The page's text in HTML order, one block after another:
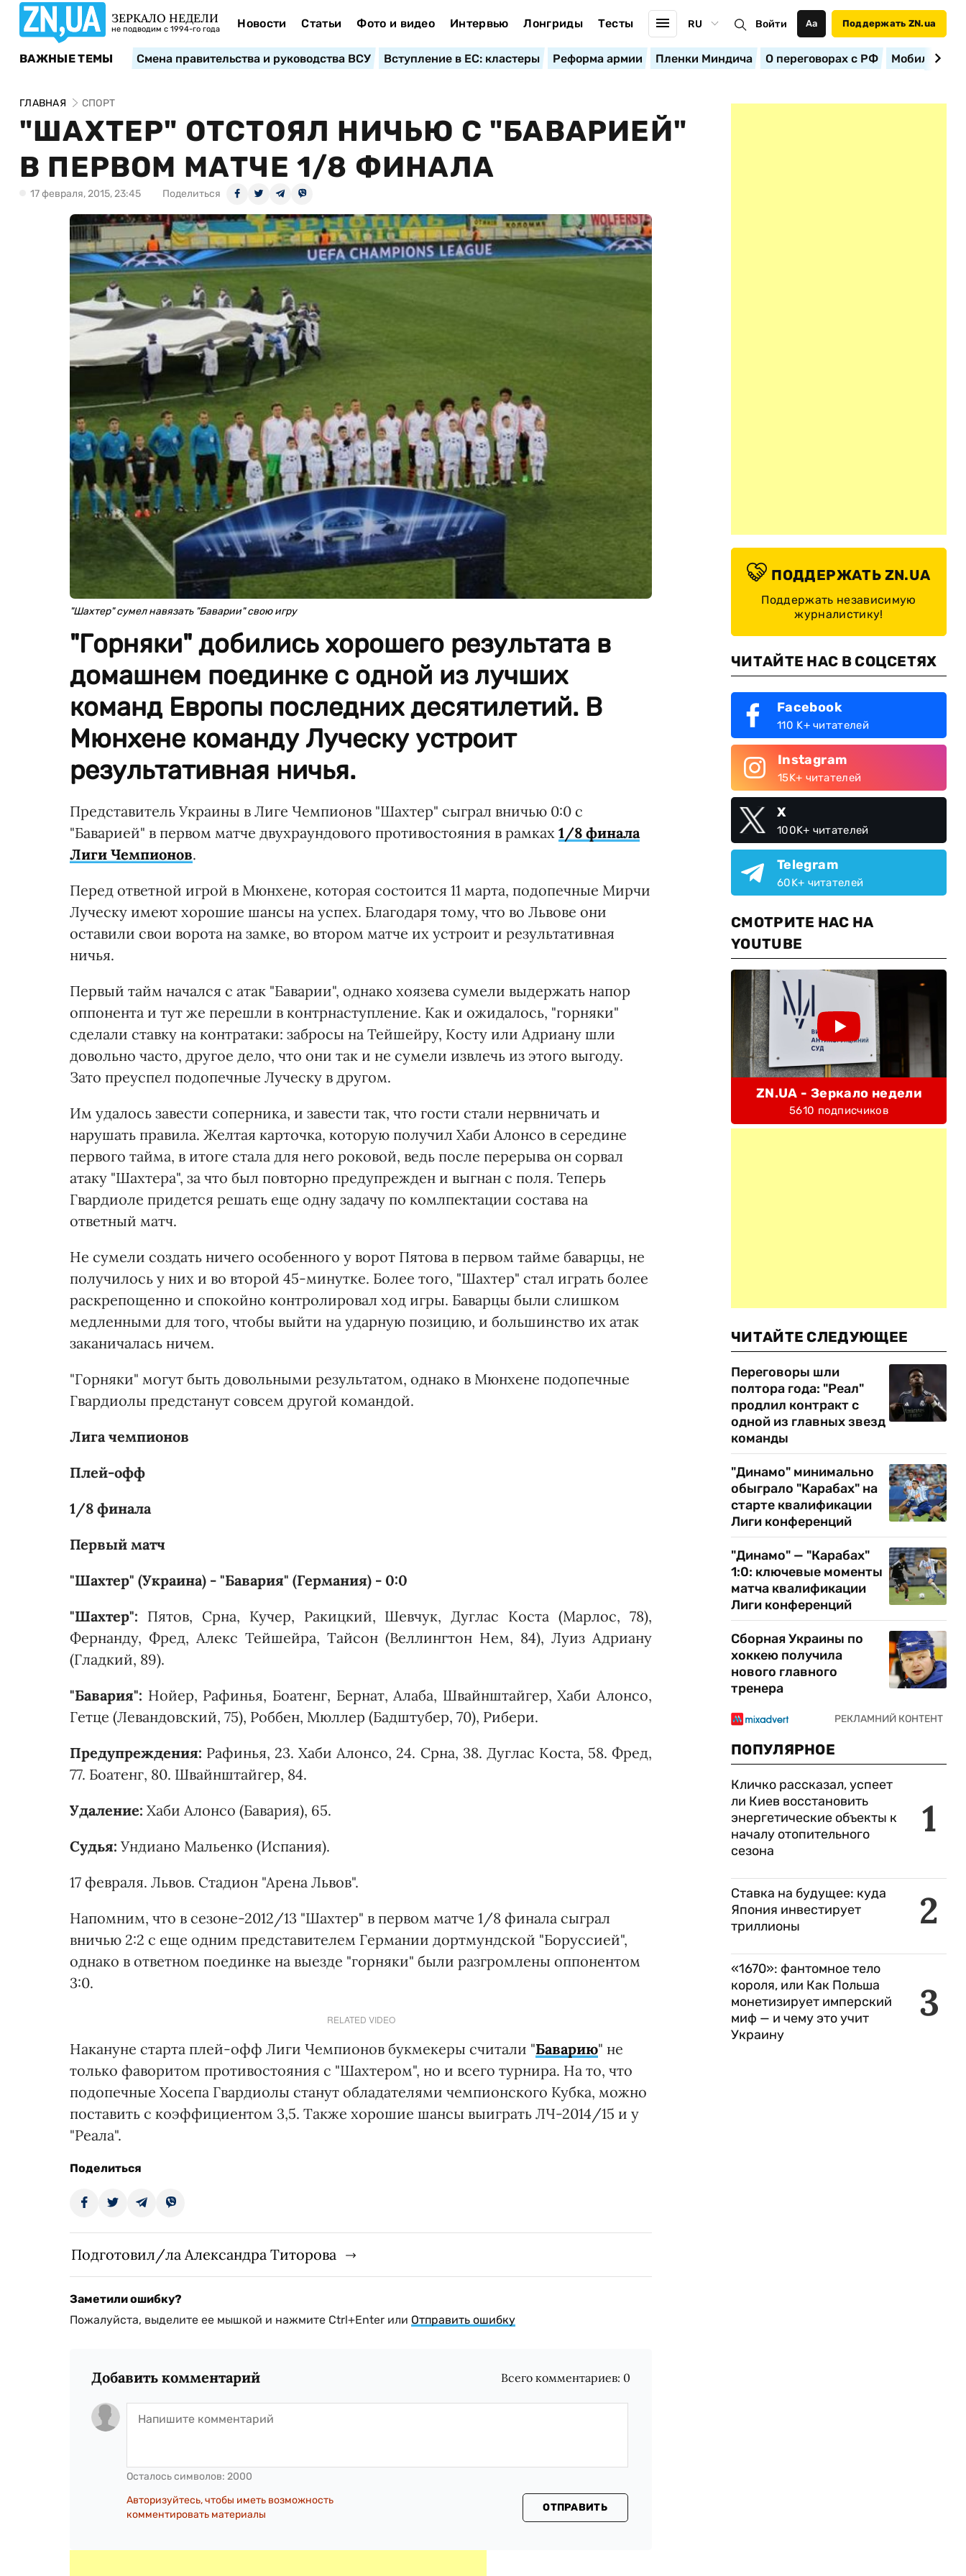
ЗЕРКАЛО НЕДЕЛИ
не подводим с 1994-го года Новости Статьи Фото и видео Интервью Лонгриды Тесты RU Войти Аа Поддержать ZN.ua
ВАЖНЫЕ ТЕМЫ Смена правительства и руководства ВСУ Вступление в ЕС: кластеры Реформа армии Пленки Миндича О переговорах с РФ
ГЛАВНАЯ СПОРТ
"ШАХТЕР" ОТСТОЯЛ НИЧЬЮ С "БАВАРИЕЙ"
В ПЕРВОМ МАТЧЕ 1/8 ФИНАЛА
17 февраля, 2015, 23:45 Поделиться
"Шахтер" сумел навязать "Баварии" свою игру
"Горняки" добились хорошего результата в
домашнем поединке с одной из лучших
команд Европы последних десятилетий. В
Мюнхене команду Луческу устроит
результативная ничья.
Представитель Украины в Лиге Чемпионов "Шахтер" сыграл вничью 0:0 с
"Баварией" в первом матче двухраундового противостояния в рамках 1/8 финала
Лиги Чемпионов.
Перед ответной игрой в Мюнхене, которая состоится 11 марта, подопечные Мирчи
Луческу имеют хорошие шансы на успех. Благодаря тому, что во Львове они
оставили свои ворота на замке, во втором матче их устроит и результативная
ничья.
Первый тайм начался с атак "Баварии", однако хоязева сумели выдержать напор
оппонента и тут же перешли в контрнаступление. Как и ожидалось, "горняки"
сделали ставку на контратаки: забросы на Тейшейру, Косту или Адриану шли
довольно часто, другое дело, что они так и не сумели извлечь из этого выгоду.
Зато преуспел подопечные Луческу в другом.
Им удалось завести соперника, и завести так, что гости стали нервничать и
нарушать правила. Желтая карточка, которую получил Хаби Алонсо в середине
первого тайма, в итоге стала для него роковой, ведь после перерыва он сорвал
атаку "Шахтера", за что был повторно предупрежден и выгнан с поля. Теперь
Гвардиоле придется решать еще одну задачу по комлпектации состава на
ответный матч.
Не сумели создать ничего особенного у ворот Пятова в первом тайме баварцы, не
получилось у них и во второй 45-минутке. Более того, "Шахтер" стал играть более
раскрепощенно и спокойно контролировал ход игры. Баварцы были слишком
медленными для того, чтобы выйти на ударную позицию, и большинство их атак
заканичалась ничем.
"Горняки" могут быть довольными результатом, однако в Мюнхене подопечные
Гвардиолы предстанут совсем другой командой.
Лига чемпионов
Плей-офф
1/8 финала
Первый матч
"Шахтер" (Украина) - "Бавария" (Германия) - 0:0
"Шахтер": Пятов, Срна, Кучер, Ракицкий, Шевчук, Дуглас Коста (Марлос, 78),
Фернанду, Фред, Алекс Тейшейра, Тайсон (Веллингтон Нем, 84), Луиз Адриану
(Гладкий, 89).
"Бавария": Нойер, Рафинья, Боатенг, Бернат, Алаба, Швайнштайгер, Хаби Алонсо,
Гетце (Левандовский, 75), Роббен, Мюллер (Бадштубер, 70), Рибери.
Предупреждения: Рафинья, 23. Хаби Алонсо, 24. Срна, 38. Дуглас Коста, 58. Фред,
77. Боатенг, 80. Швайнштайгер, 84.
Удаление: Хаби Алонсо (Бавария), 65.
Судья: Ундиано Мальенко (Испания).
17 февраля. Львов. Стадион "Арена Львов".
Напомним, что в сезоне-2012/13 "Шахтер" в первом матче 1/8 финала сыграл
вничью 2:2 с еще одним представителем Германии дортмундской "Боруссией",
однако в ответном поединке на выезде "горняки" были разгромлены оппонентом
3:0.
RELATED VIDEO
Накануне старта плей-офф Лиги Чемпионов букмекеры считали "Баварию" не
только фаворитом противостояния с "Шахтером", но и всего турнира. На то, что
подопечные Хосепа Гвардиолы станут обладателями чемпионского Кубка, можно
поставить с коэффициентом 3,5. Также хорошие шансы выиграть ЛЧ-2014/15 и у
"Реала".
Поделиться
Подготовил/ла Александра Титорова
Заметили ошибку?
Пожалуйста, выделите ее мышкой и нажмите Ctrl+Enter или Отправить ошибку
Добавить комментарий Всего комментариев: 0
Осталось символов: 2000
Авторизуйтесь, чтобы иметь возможность
комментировать материалы
ОТПРАВИТЬ
ПОДДЕРЖАТЬ ZN.UA
Поддержать независимую
журналистику!
ЧИТАЙТЕ НАС В СОЦСЕТЯХ
Facebook
110 K+ читателей
Instagram
15K+ читателей
X
100K+ читателей
Telegram
60K+ читателей
СМОТРИТЕ НАС НА
YOUTUBE
ZN.UA - Зеркало недели
5610 подписчиков
ЧИТАЙТЕ СЛЕДУЮЩЕЕ
Переговоры шли
полтора года: "Реал"
продлил контракт с
одной из главных звезд
команды
"Динамо" минимально
обыграло "Карабах" на
старте квалификации
Лиги конференций
"Динамо" — "Карабах"
1:0: ключевые моменты
матча квалификации
Лиги конференций
Сборная Украины по
хоккею получила
нового главного
тренера
ПОПУЛЯРНОЕ
1
Кличко рассказал, успеет
ли Киев восстановить
энергетические объекты к
началу отопительного
сезона
2
Ставка на будущее: куда
Япония инвестирует
триллионы
3
«1670»: фантомное тело
короля, или Как Польша
монетизирует имперский
миф — и чему это учит
Украину